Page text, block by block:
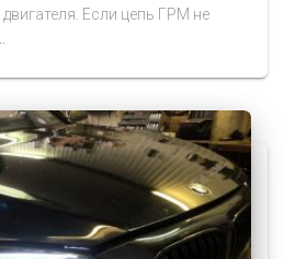
Если цепь ГРМ не